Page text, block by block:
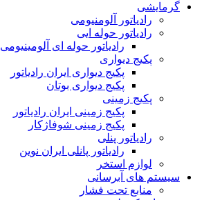
گرمایشی
رادیاتور آلومنیومی
رادیاتور حوله ایی
رادیاتور حوله ای آلومینیومی
پکیج دیواری
پکیج دیواری ایران رادیاتور
پکیج دیواری بوتان
پکیج زمینی
پکیج زمینی ایران رادیاتور
پکیج زمینی شوفاژکار
رادیاتور پنلی
رادیاتور پانلی ایران نوین
لوازم استخر
سیستم های آبرسانی
منابع تحت فشار